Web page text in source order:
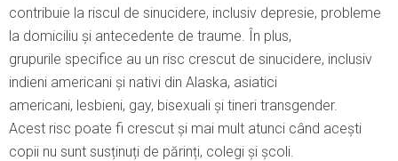
contribuie la riscul de sinucidere, inclusiv depresie, probleme
la domiciliu și antecedente de traume. În plus,
grupurile specifice au un risc crescut de sinucidere, inclusiv
indieni americani și nativi din Alaska, asiatici
americani, lesbieni, gay, bisexuali și tineri transgender.
Acest risc poate fi crescut și mai mult atunci când acești
copii nu sunt susținuți de părinți, colegi și școli.